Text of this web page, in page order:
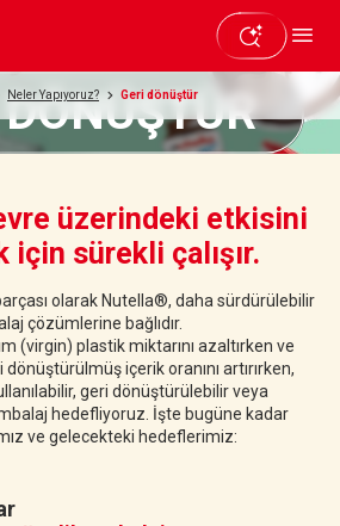
Neler Yapıyoruz? Geri dönüştür
üzerindeki etkisini
için sürekli çalışır.
olarak Nutella®, daha sürdürülebilir
çözümlerine bağlıdır.
(virgin) plastik miktarını azaltırken ve
içerik oranını artırırken,
geri dönüştürülebilir veya
hedefliyoruz. İşte bugüne kadar
ve gelecekteki hedeflerimiz: